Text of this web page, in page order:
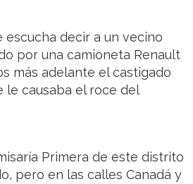
escucha decir a un vecino
por una camioneta Renault
más adelante el castigado
le causaba el roce del
Primera de este distrito
pero en las calles Canadá y